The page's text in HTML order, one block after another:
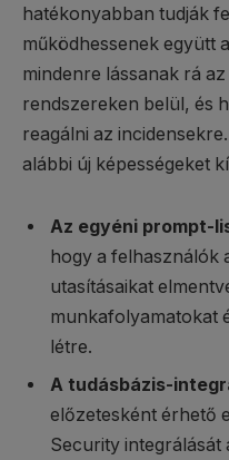
hatékonyabban tudják
működhessenek együtt
mindenre lássanak rá
rendszereken belül, és
reagálni az
alábbi új képességeket
Az egyéni prompt-
hogy a felhasználók
utasításaikat
munkafolyamatokat
létre.
A tudásbázis-
előzetesként érhető
Security integrálását